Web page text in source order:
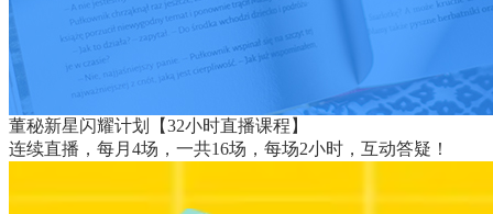
董秘新星闪耀计划【32小时直播课程】
连续直播，每月4场，一共16场，每场2小时，互动答疑！